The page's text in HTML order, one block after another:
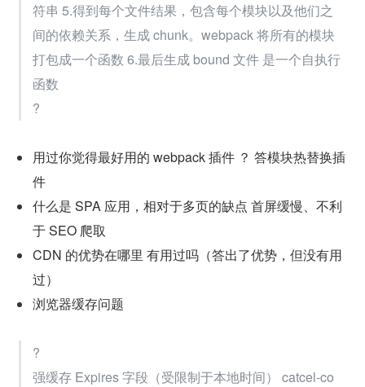
符串 5.得到每个文件结果，包含每个模块以及他们之
间的依赖关系，生成 chunk。webpack 将所有的模块
打包成一个函数 6.最后生成 bound 文件 是一个自执行
函数
?
用过你觉得最好用的 webpack 插件 ？ 答模块热替换插
件
什么是 SPA 应用，相对于多页的缺点 首屏缓慢、不利
于 SEO 爬取
CDN 的优势在哪里 有用过吗（答出了优势，但没有用
过）
浏览器缓存问题
?
强缓存 Expires 字段（受限制于本地时间） catcel-co